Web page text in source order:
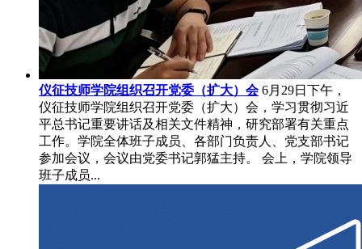
仪征技师学院组织召开党委（扩大）会 6月29日下午，
仪征技师学院组织召开党委（扩大）会，学习贯彻习近
平总书记重要讲话及相关文件精神，研究部署有关重点
工作。学院全体班子成员、各部门负责人、党支部书记
参加会议，会议由党委书记郭猛主持。 会上，学院领导
班子成员...